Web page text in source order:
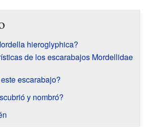
hieroglyphica?
de los escarabajos Mordellidae
escarabajo?
y nombró?